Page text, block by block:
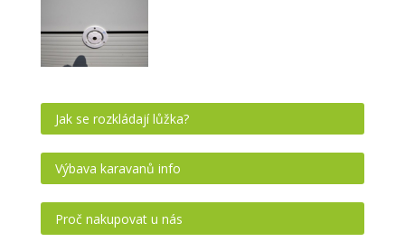
Jak se rozkládají lůžka?
Výbava karavanů info
Proč nakupovat u nás